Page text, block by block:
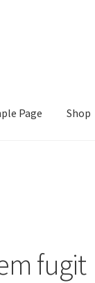
Page Shop
fugit